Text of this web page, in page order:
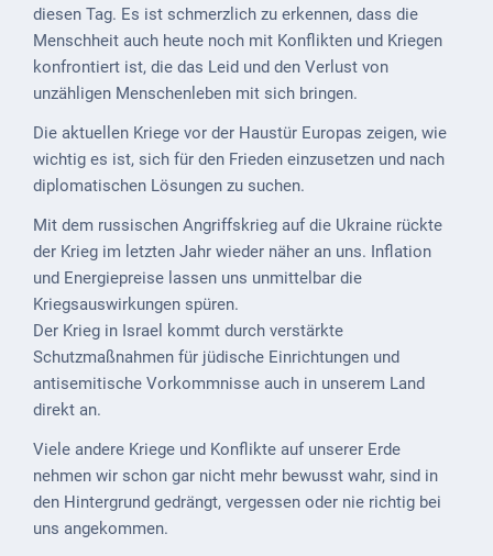
Mobilität
Wasser-
und
Abwasser
Defibrillatoren
Katastrophenschutz
Notfallnummern
Suche
Niederkirchen
bei
Social
Sitemap
Downloads
diesen Tag. Es ist schmerzlich zu erkennen, dass die
Menschheit auch heute noch mit Konflikten und Kriegen
konfrontiert ist, die das Leid und den Verlust von
unzähligen Menschenleben mit sich bringen.
Die aktuellen Kriege vor der Haustür Europas zeigen, wie
wichtig es ist, sich für den Frieden einzusetzen und nach
diplomatischen Lösungen zu suchen.
Mit dem russischen Angriffskrieg auf die Ukraine rückte
der Krieg im letzten Jahr wieder näher an uns. Inflation
und Energiepreise lassen uns unmittelbar die
Kriegsauswirkungen spüren.
Der Krieg in Israel kommt durch verstärkte
Schutzmaßnahmen für jüdische Einrichtungen und
antisemitische Vorkommnisse auch in unserem Land
direkt an.
Viele andere Kriege und Konflikte auf unserer Erde
nehmen wir schon gar nicht mehr bewusst wahr, sind in
den Hintergrund gedrängt, vergessen oder nie richtig bei
uns angekommen.